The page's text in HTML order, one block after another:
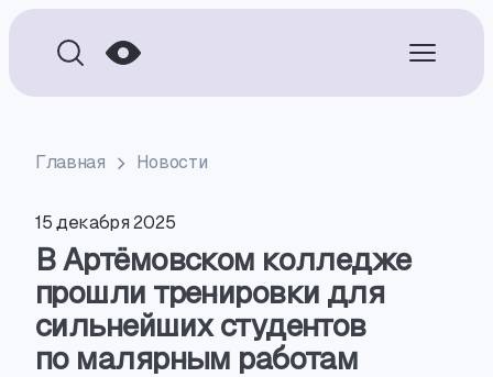
Главная Новости
15 декабря 2025
В Артёмовском колледже
прошли тренировки для
сильнейших студентов
по малярным работам